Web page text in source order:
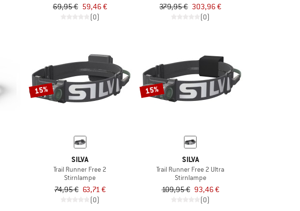
69,95 € 59,46 €
(0)
379,95 € 303,96 €
(0)
15%
SILVA
Trail Runner Free 2
Stirnlampe
74,95 € 63,71 €
(0)
15%
SILVA
Trail Runner Free 2 Ultra
Stirnlampe
109,95 € 93,46 €
(0)